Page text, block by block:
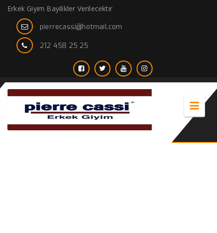
Erkek Giyim Bayilikler Verilecektir
pierrecassi@hotmail.com
212 458 25 25